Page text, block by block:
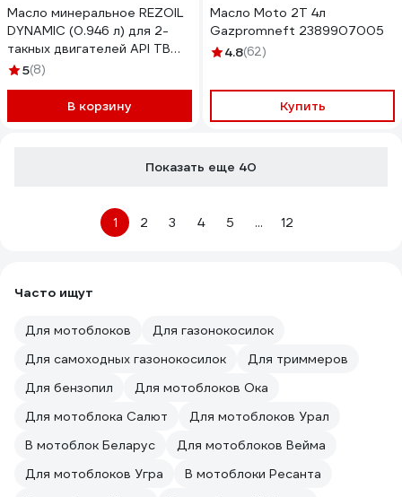
Масло минеральное REZOIL
DYNAMIC (0.946 л) для 2-
такных двигателей API TB
Rezer
5(8)
В корзину
Масло Moto 2T 4л
Gazpromneft 2389907005
4.8(62)
Купить
Показать еще 40
1 2 3 4 5 ... 12
Часто ищут
Для мотоблоков
Для газонокосилок
Для самоходных газонокосилок
Для триммеров
Для бензопил
Для мотоблоков Ока
Для мотоблока Салют
Для мотоблоков Урал
В мотоблок Беларус
Для мотоблоков Вейма
Для мотоблоков Угра
В мотоблоки Ресанта